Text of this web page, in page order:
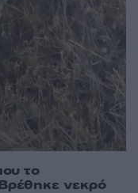
το
νεκρό